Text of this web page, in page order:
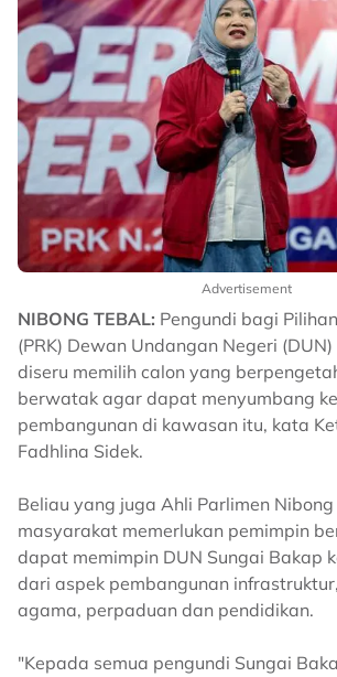
Advertisement
NIBONG TEBAL: Pengundi bagi
(PRK) Dewan Undangan Negeri
diseru memilih calon yang
berwatak agar dapat menyumbang
pembangunan di kawasan itu, kata
Fadhlina Sidek.
Beliau yang juga Ahli Parlimen
masyarakat memerlukan pemimpin
dapat memimpin DUN Sungai Bakap
dari aspek pembangunan
agama, perpaduan dan pendidikan.
"Kepada semua pengundi Sungai